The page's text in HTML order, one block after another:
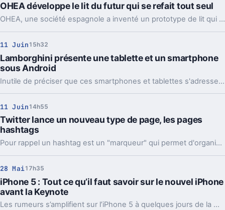
OHEA développe le lit du futur qui se refait tout seul
OHEA, une société espagnole a inventé un prototype de lit qui devrait vous faire oublier cette tâche agaçante.
11 Juin 15h32
Lamborghini présente une tablette et un smartphone
sous Android
Inutile de préciser que ces smartphones et tablettes s'adressent à une clientèle très fortunée.
11 Juin 14h55
Twitter lance un nouveau type de page, les pages
hashtags
Pour rappel un hashtag est un "marqueur" qui permet d'organiser l'information sur Twitter.
28 Mai17h35
iPhone 5 : Tout ce qu’il faut savoir sur le nouvel iPhone
avant la Keynote
Les rumeurs s’amplifient sur l’iPhone 5 à quelques jours de la Worldwide Developpers Conference (WWDC) d’Apple.